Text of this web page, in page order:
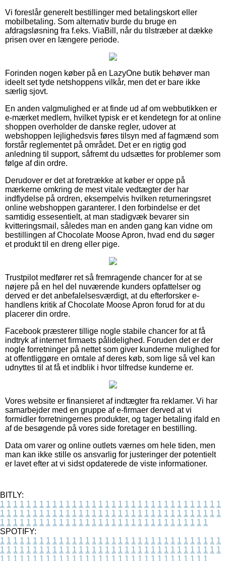
Vi foreslår generelt bestillinger med betalingskort eller
mobilbetaling. Som alternativ burde du bruge en
afdragsløsning fra f.eks. ViaBill, når du tilstræber at dække
prisen over en længere periode.
Forinden nogen køber på en LazyOne butik behøver man
ideelt set tyde netshoppens vilkår, men det er bare ikke
særlig sjovt.
En anden valgmulighed er at finde ud af om webbutikken er
e-mærket medlem, hvilket typisk er et kendetegn for at online
shoppen overholder de danske regler, udover at
webshoppen lejlighedsvis føres tilsyn med af fagmænd som
forstår reglementet på området. Det er en rigtig god
anledning til support, såfremt du udsættes for problemer som
følge af din ordre.
Derudover er det at foretrække at køber er oppe på
mærkerne omkring de mest vitale vedtægter der har
indflydelse på ordren, eksempelvis hvilken returneringsret
online webshoppen garanterer. I den forbindelse er det
samtidig essesentielt, at man stadigvæk bevarer sin
kvitteringsmail, således man en anden gang kan vidne om
bestillingen af Chocolate Moose Apron, hvad end du søger
et produkt til en dreng eller pige.
Trustpilot medfører ret så fremragende chancer for at se
nøjere på en hel del nuværende kunders opfattelser og
derved er det anbefalelsesværdigt, at du efterforsker e-
handlens kritik af Chocolate Moose Apron forud for at du
placerer din ordre.
Facebook præsterer tillige nogle stabile chancer for at få
indtryk af internet firmaets pålidelighed. Foruden det er der
nogle forretninger på nettet som giver kunderne mulighed for
at offentliggøre en omtale af deres køb, som lige så vel kan
udnyttes til at få et indblik i hvor tilfredse kunderne er.
Vores website er finansieret af indtægter fra reklamer. Vi har
samarbejder med en gruppe af e-firmaer derved at vi
formidler forretningernes produkter, og tager betaling ifald en
af de besøgende på vores side foretager en bestilling.
Data om varer og online outlets værnes om hele tiden, men
man kan ikke stille os ansvarlig for justeringer der potentielt
er lavet efter at vi sidst opdaterede de viste informationer.
BITLY:
1 1 1 1 1 1 1 1 1 1 1 1 1 1 1 1 1 1 1 1 1 1 1 1 1 1 1 1 1 1 1 1 1 1
1 1 1 1 1 1 1 1 1 1 1 1 1 1 1 1 1 1 1 1 1 1 1 1 1 1 1 1 1 1 1 1 1 1
1 1 1 1 1 1 1 1 1 1 1 1 1 1 1 1 1 1 1 1 1 1 1 1 1 1 1 1 1 1 1 1
SPOTIFY:
1 1 1 1 1 1 1 1 1 1 1 1 1 1 1 1 1 1 1 1 1 1 1 1 1 1 1 1 1 1 1 1 1 1
1 1 1 1 1 1 1 1 1 1 1 1 1 1 1 1 1 1 1 1 1 1 1 1 1 1 1 1 1 1 1 1 1 1
1 1 1 1 1 1 1 1 1 1 1 1 1 1 1 1 1 1 1 1 1 1 1 1 1 1 1 1 1 1 1 1